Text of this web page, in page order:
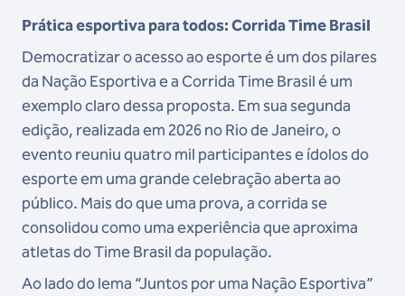
Prática esportiva para todos: Corrida Time Brasil
Democratizar o acesso ao esporte é um dos pilares
da Nação Esportiva e a Corrida Time Brasil é um
exemplo claro dessa proposta. Em sua segunda
edição, realizada em 2026 no Rio de Janeiro, o
evento reuniu quatro mil participantes e ídolos do
esporte em uma grande celebração aberta ao
público. Mais do que uma prova, a corrida se
consolidou como uma experiência que aproxima
atletas do Time Brasil da população.
Ao lado do lema “Juntos por uma Nação Esportiva”